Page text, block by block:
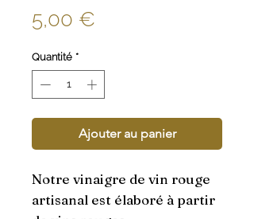
5,00 €
Quantité *
Ajouter au panier
Notre vinaigre de vin rouge
artisanal est élaboré à partir